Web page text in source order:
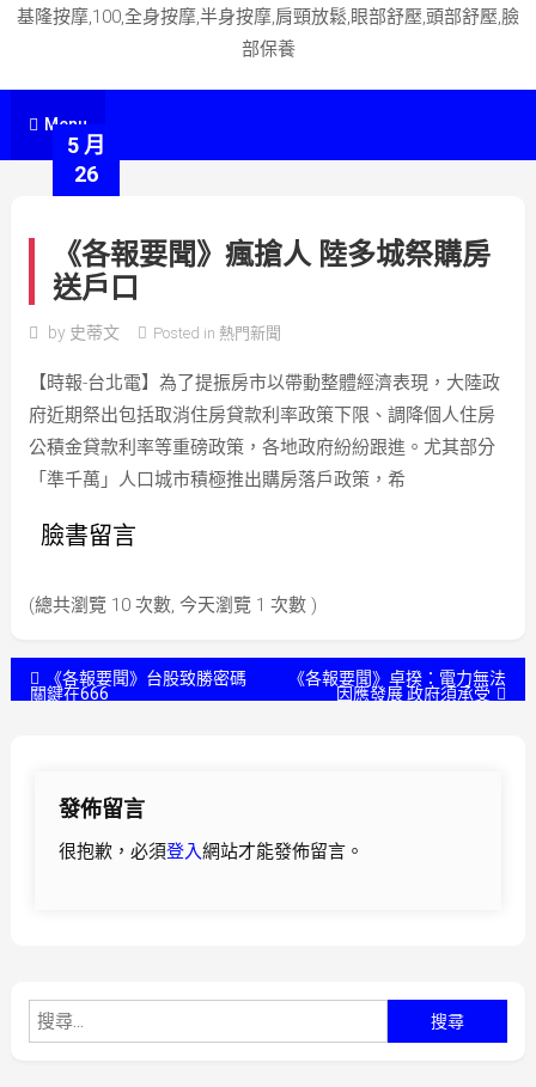
基隆按摩,100,全身按摩,半身按摩,肩頸放鬆,眼部舒壓,頭部舒壓,臉
部保養
Menu
5 月
26
《各報要聞》瘋搶人 陸多城祭購房
送戶口
by 史蒂文 Posted in 熱門新聞
【時報-台北電】為了提振房市以帶動整體經濟表現，大陸政
府近期祭出包括取消住房貸款利率政策下限、調降個人住房
公積金貸款利率等重磅政策，各地政府紛紛跟進。尤其部分
「準千萬」人口城市積極推出購房落戶政策，希
臉書留言
(總共瀏覽 10 次數, 今天瀏覽 1 次數 )
文 《各報要聞》台股致勝密碼
關鍵在666
《各報要聞》卓揆：電力無法
因應發展 政府須承受
發佈留言
很抱歉，必須登入網站才能發佈留言。
尋